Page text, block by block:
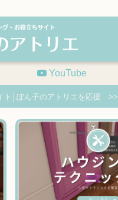
YouTube
ト│ぽん子のアトリエを応援 >>